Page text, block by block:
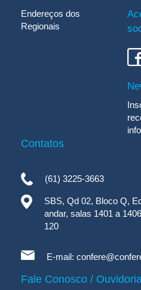
Endereços dos
Regionais
Contatos
(61) 3225-3663
SBS, Qd 02, Bloco Q,
andar, salas 1401 a
120
E-mail:
Fale Conosco /